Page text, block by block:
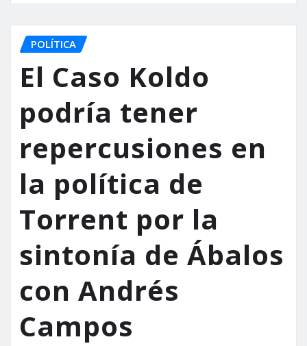
POLÍTICA
El Caso Koldo
podría tener
repercusiones en
la política de
Torrent por la
sintonía de Ábalos
con Andrés
Campos